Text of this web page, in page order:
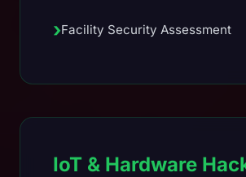
›Facility Security Assessment
IoT & Hardware